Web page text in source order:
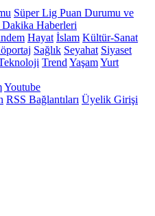
Süper Lig Puan Durumu ve
Dakika Haberleri
Hayat İslam Kültür-Sanat
Sağlık Seyahat Siyaset
Trend YaşamYurt
Youtube
RSS Bağlantıları Üyelik Girişi